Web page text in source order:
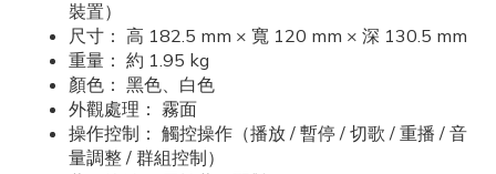
裝置）
尺寸： 高 182.5 mm × 寬 120 mm × 深 130.5 mm
重量： 約 1.95 kg
顏色： 黑色、白色
外觀處理： 霧面
操作控制： 觸控操作（播放 / 暫停 / 切歌 / 重播 / 音
量調整 / 群組控制）